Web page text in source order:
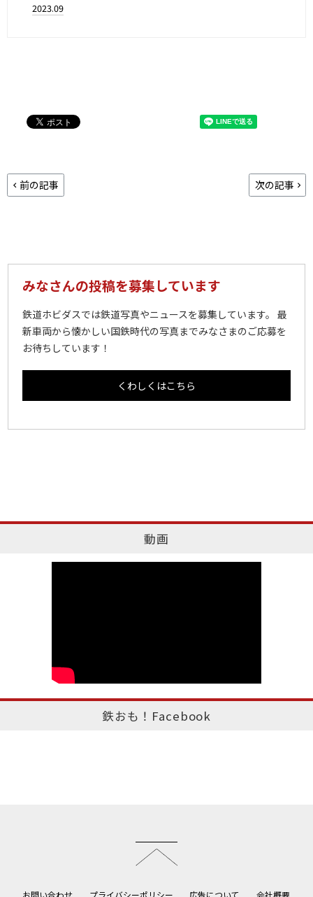
2023.09
前の記事 次の記事
みなさんの投稿を募集しています
鉄道ホビダスでは鉄道写真やニュースを募集しています。 最
新車両から懐かしい国鉄時代の写真までみなさまのご応募を
お待ちしています！
くわしくはこちら
動画
鉄おも！Facebook
お問い合わせ プライバシーポリシー 広告について 会社概要